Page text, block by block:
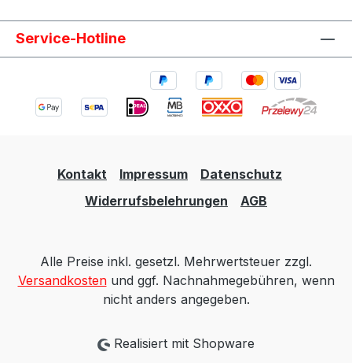
Service-Hotline
Kontakt Impressum
Datenschutz
Widerrufsbelehrungen
AGB
Alle Preise inkl. gesetzl. Mehrwertsteuer zzgl.
Versandkostenund ggf. Nachnahmegebühren, wenn
nicht anders angegeben.
Realisiert mit Shopware